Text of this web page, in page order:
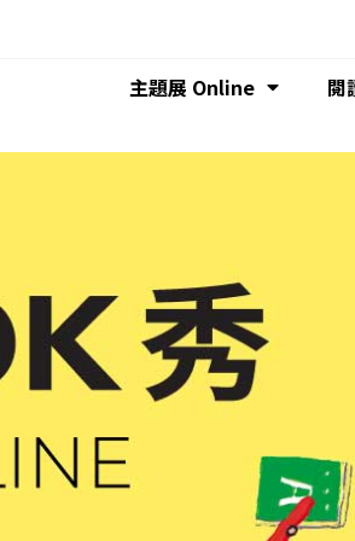
主題展 Online 閱